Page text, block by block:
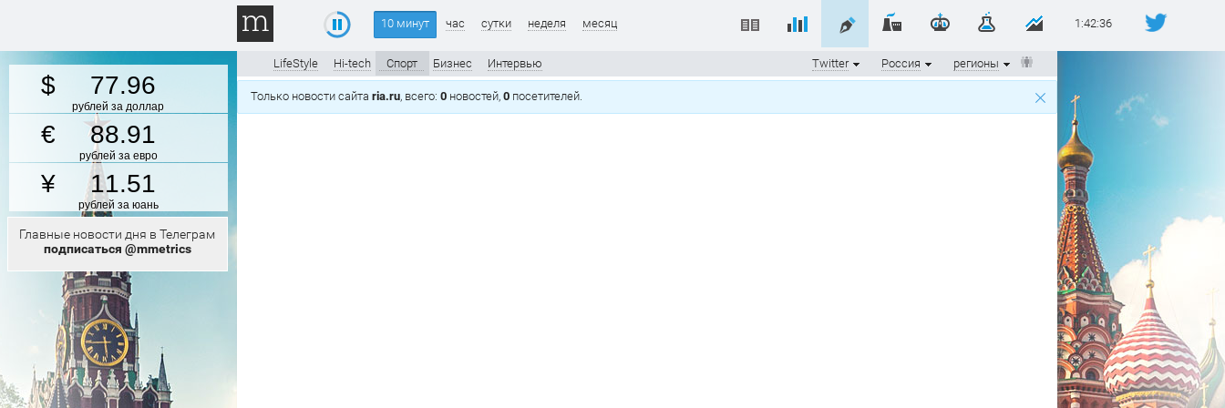
77.96
рублей за доллар
88.91
рублей за евро
11.51
рублей за юань
Главные новости дня в Телеграм
подписаться @mmetrics
1:42:36
10 минут час сутки неделя месяц
LifeStyle Hi-tech Спорт Бизнес Интервью регионы
Россия
Twitter
Только новости сайта ria.ru, всего: 0 новостей, 0 посетителей.